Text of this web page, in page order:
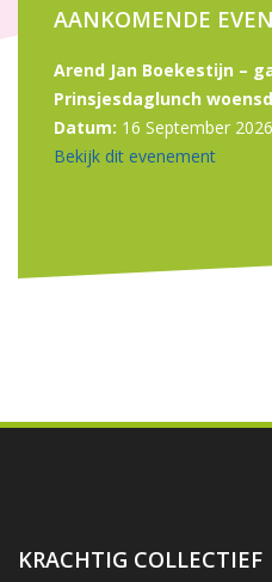
AANKOMENDE
Arend Jan Boekestijn –
Prinsjesdaglunch
Datum: 16 September 2026
Bekijk dit evenement
KRACHTIG COLLECTIEF